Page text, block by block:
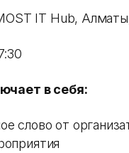
IT Hub,
в себя:
слово от